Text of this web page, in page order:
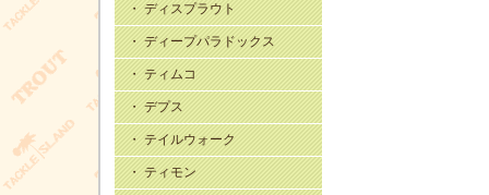
・ ディスプラウト
・ ディープパラドックス
・ ティムコ
・ デプス
・ テイルウォーク
・ ティモン